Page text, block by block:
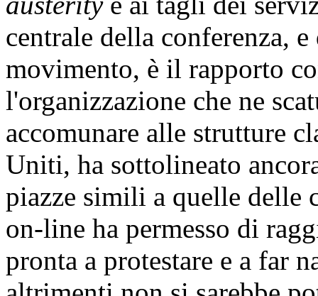
centrale della conferenza,
movimento, è il rapporto
l'organizzazione che ne
accomunare alle strutture
Uniti, ha sottolineato
piazze simili a quelle delle
on-line ha permesso di
pronta a protestare e a far